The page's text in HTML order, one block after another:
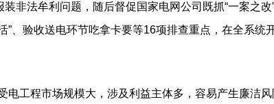
非法牟利问题，随后督促国家电网公司既抓“一案之改
”、验收送电环节吃拿卡要等16项排查重点，在全系统
工程市场规模大，涉及利益主体多，容易产生廉洁风